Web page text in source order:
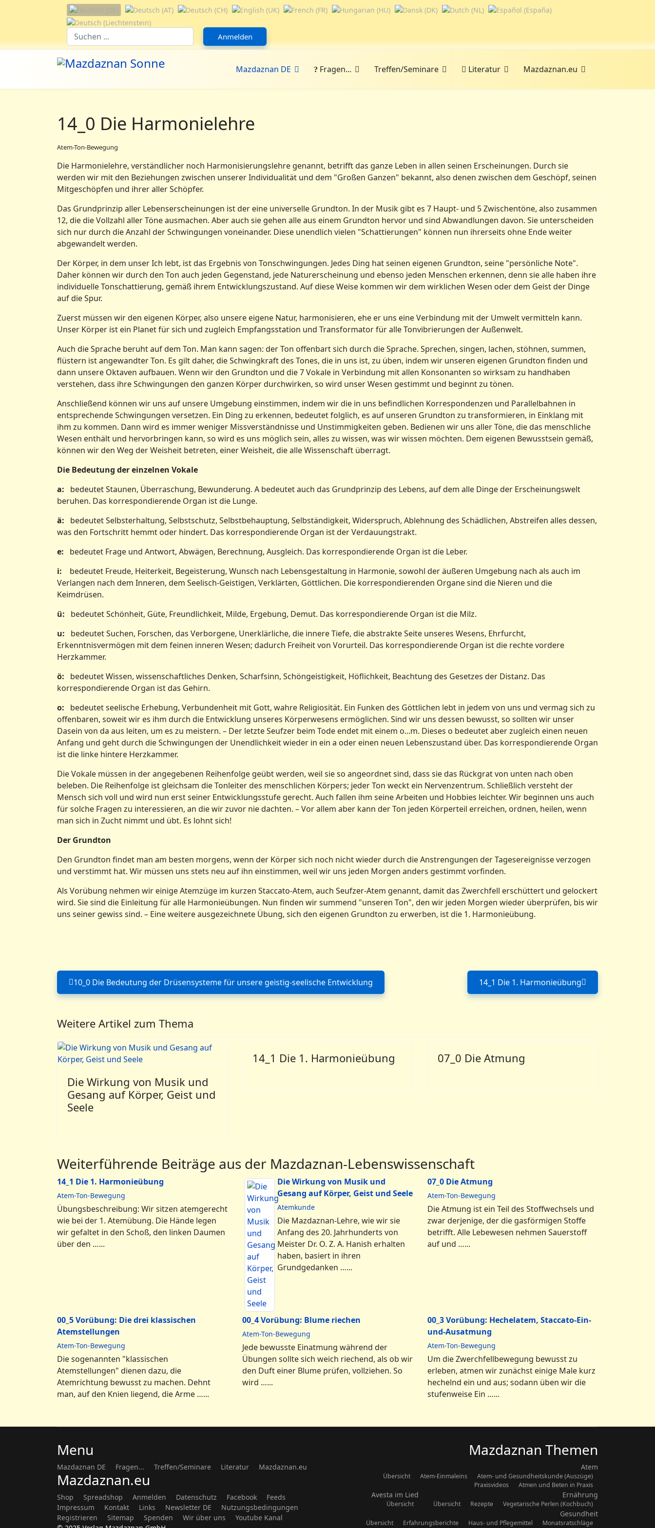
Sprache auswählen
Suchfeld
Anmelden
Mazdaznan DE Fragen... Treffen/Seminare Literatur Mazdaznan.eu
14_0 Die Harmonielehre
Atem-Ton-Bewegung
Die Harmonielehre, verständlicher noch Harmonisierungslehre genannt, betrifft das ganze Leben in allen seinen Erscheinungen. Durch sie
werden wir mit den Beziehungen zwischen unserer Individualität und dem "Großen Ganzen" bekannt, also denen zwischen dem Geschöpf, seinen
Mitgeschöpfen und ihrer aller Schöpfer.
Das Grundprinzip aller Lebenserscheinungen ist der eine universelle Grundton. In der Musik gibt es 7 Haupt- und 5 Zwischentöne, also zusammen
12, die die Vollzahl aller Töne ausmachen. Aber auch sie gehen alle aus einem Grundton hervor und sind Abwandlungen davon. Sie unterscheiden
sich nur durch die Anzahl der Schwingungen voneinander. Diese unendlich vielen "Schattierungen" können nun ihrerseits ohne Ende weiter
abgewandelt werden.
Der Körper, in dem unser Ich lebt, ist das Ergebnis von Tonschwingungen. Jedes Ding hat seinen eigenen Grundton, seine "persönliche Note".
Daher können wir durch den Ton auch jeden Gegenstand, jede Naturerscheinung und ebenso jeden Menschen erkennen, denn sie alle haben ihre
individuelle Tonschattierung, gemäß ihrem Entwicklungszustand. Auf diese Weise kommen wir dem wirklichen Wesen oder dem Geist der Dinge
auf die Spur.
Zuerst müssen wir den eigenen Körper, also unsere eigene Natur, harmonisieren, ehe er uns eine Verbindung mit der Umwelt vermitteln kann.
Unser Körper ist ein Planet für sich und zugleich Empfangsstation und Transformator für alle Tonvibrierungen der Außenwelt.
Auch die Sprache beruht auf dem Ton. Man kann sagen: der Ton offenbart sich durch die Sprache. Sprechen, singen, lachen, stöhnen, summen,
flüstern ist angewandter Ton. Es gilt daher, die Schwingkraft des Tones, die in uns ist, zu üben, indem wir unseren eigenen Grundton finden und
dann unsere Oktaven aufbauen. Wenn wir den Grundton und die 7 Vokale in Verbindung mit allen Konsonanten so wirksam zu handhaben
verstehen, dass ihre Schwingungen den ganzen Körper durchwirken, so wird unser Wesen gestimmt und beginnt zu tönen.
Anschließend können wir uns auf unsere Umgebung einstimmen, indem wir die in uns befindlichen Korrespondenzen und Parallelbahnen in
entsprechende Schwingungen versetzen. Ein Ding zu erkennen, bedeutet folglich, es auf unseren Grundton zu transformieren, in Einklang mit
ihm zu kommen. Dann wird es immer weniger Missverständnisse und Unstimmigkeiten geben. Bedienen wir uns aller Töne, die das menschliche
Wesen enthält und hervorbringen kann, so wird es uns möglich sein, alles zu wissen, was wir wissen möchten. Dem eigenen Bewusstsein gemäß,
können wir den Weg der Weisheit betreten, einer Weisheit, die alle Wissenschaft überragt.
Die Bedeutung der einzelnen Vokale
a: bedeutet Staunen, Überraschung, Bewunderung. A bedeutet auch das Grundprinzip des Lebens, auf dem alle Dinge der Erscheinungswelt
beruhen. Das korrespondierende Organ ist die Lunge.
ä: bedeutet Selbsterhaltung, Selbstschutz, Selbstbehauptung, Selbständigkeit, Widerspruch, Ablehnung des Schädlichen, Abstreifen alles dessen,
was den Fortschritt hemmt oder hindert. Das korrespondierende Organ ist der Verdauungstrakt.
e: bedeutet Frage und Antwort, Abwägen, Berechnung, Ausgleich. Das korrespondierende Organ ist die Leber.
i: bedeutet Freude, Heiterkeit, Begeisterung, Wunsch nach Lebensgestaltung in Harmonie, sowohl der äußeren Umgebung nach als auch im
Verlangen nach dem Inneren, dem Seelisch-Geistigen, Verklärten, Göttlichen. Die korrespondierenden Organe sind die Nieren und die
Keimdrüsen.
ü: bedeutet Schönheit, Güte, Freundlichkeit, Milde, Ergebung, Demut. Das korrespondierende Organ ist die Milz.
u: bedeutet Suchen, Forschen, das Verborgene, Unerklärliche, die innere Tiefe, die abstrakte Seite unseres Wesens, Ehrfurcht,
Erkenntnisvermögen mit dem feinen inneren Wesen; dadurch Freiheit von Vorurteil. Das korrespondierende Organ ist die rechte vordere
Herzkammer.
ö: bedeutet Wissen, wissenschaftliches Denken, Scharfsinn, Schöngeistigkeit, Höflichkeit, Beachtung des Gesetzes der Distanz. Das
korrespondierende Organ ist das Gehirn.
o: bedeutet seelische Erhebung, Verbundenheit mit Gott, wahre Religiosität. Ein Funken des Göttlichen lebt in jedem von uns und vermag sich zu
offenbaren, soweit wir es ihm durch die Entwicklung unseres Körperwesens ermöglichen. Sind wir uns dessen bewusst, so sollten wir unser
Dasein von da aus leiten, um es zu meistern. – Der letzte Seufzer beim Tode endet mit einem o...m. Dieses o bedeutet aber zugleich einen neuen
Anfang und geht durch die Schwingungen der Unendlichkeit wieder in ein a oder einen neuen Lebenszustand über. Das korrespondierende Organ
ist die linke hintere Herzkammer.
Die Vokale müssen in der angegebenen Reihenfolge geübt werden, weil sie so angeordnet sind, dass sie das Rückgrat von unten nach oben
beleben. Die Reihenfolge ist gleichsam die Tonleiter des menschlichen Körpers; jeder Ton weckt ein Nervenzentrum. Schließlich versteht der
Mensch sich voll und wird nun erst seiner Entwicklungsstufe gerecht. Auch fallen ihm seine Arbeiten und Hobbies leichter. Wir beginnen uns auch
für solche Fragen zu interessieren, an die wir zuvor nie dachten. – Vor allem aber kann der Ton jeden Körperteil erreichen, ordnen, heilen, wenn
man sich in Zucht nimmt und übt. Es lohnt sich!
Der Grundton
Den Grundton findet man am besten morgens, wenn der Körper sich noch nicht wieder durch die Anstrengungen der Tagesereignisse verzogen
und verstimmt hat. Wir müssen uns stets neu auf ihn einstimmen, weil wir uns jeden Morgen anders gestimmt vorfinden.
Als Vorübung nehmen wir einige Atemzüge im kurzen Staccato-Atem, auch Seufzer-Atem genannt, damit das Zwerchfell erschüttert und gelockert
wird. Sie sind die Einleitung für alle Harmonieübungen. Nun finden wir summend "unseren Ton", den wir jeden Morgen wieder überprüfen, bis wir
uns seiner gewiss sind. – Eine weitere ausgezeichnete Übung, sich den eigenen Grundton zu erwerben, ist die 1. Harmonieübung.
Vorheriger Beitrag: 10_0 Die Bedeutung der Drüsensysteme für unsere geistig-seelische Entwicklung
10_0 Die Bedeutung der Drüsensysteme für unsere geistig-seelische Entwicklung Nächster Beitrag: 14_1 Die 1.
14_1 Die 1. Harmonieübung
Weitere Artikel zum Thema
Die Wirkung von Musik und
Gesang auf Körper, Geist und
Seele
14_1 Die 1. Harmonieübung 07_0 Die Atmung
Weiterführende Beiträge aus der Mazdaznan-Lebenswissenschaft
14_1 Die 1. Harmonieübung
Atem-Ton-Bewegung
Übungsbeschreibung: Wir sitzen atemgerecht
wie bei der 1. Atemübung. Die Hände legen
wir gefaltet in den Schoß, den linken Daumen
über den …...
Die Wirkung von Musik und
Gesang auf Körper, Geist und Seele
Atemkunde
Die Mazdaznan-Lehre, wie wir sie
Anfang des 20. Jahrhunderts von
Meister Dr. O. Z. A. Hanish erhalten
haben, basiert in ihren
Grundgedanken …...
07_0 Die Atmung
Atem-Ton-Bewegung
Die Atmung ist ein Teil des Stoffwechsels und
zwar derjenige, der die gasförmigen Stoffe
betrifft. Alle Lebewesen nehmen Sauerstoff
auf und …...
00_5 Vorübung: Die drei klassischen
Atemstellungen
Atem-Ton-Bewegung
Die sogenannten "klassischen
Atemstellungen" dienen dazu, die
Atemrichtung bewusst zu machen. Dehnt
man, auf den Knien liegend, die Arme …...
00_4 Vorübung: Blume riechen
Atem-Ton-Bewegung
Jede bewusste Einatmung während der
Übungen sollte sich weich riechend, als ob wir
den Duft einer Blume prüfen, vollziehen. So
wird …...
00_3 Vorübung: Hechelatem, Staccato-Ein-
und-Ausatmung
Atem-Ton-Bewegung
Um die Zwerchfellbewegung bewusst zu
erleben, atmen wir zunächst einige Male kurz
hechelnd ein und aus; sodann üben wir die
stufenweise Ein …...
Menu
Mazdaznan DE Fragen... Treffen/Seminare Literatur Mazdaznan.eu
Mazdaznan.eu
Shop Spreadshop Anmelden Datenschutz Facebook
Feeds
Impressum
Kontakt Links Newsletter DE
Nutzungsbedingungen
Registrieren
Sitemap Spenden Wir über uns
Youtube Kanal
Mazdaznan Themen
Atem
Übersicht Atem-Einmaleins
Atem- und Gesundheitskunde (Auszüge)
Praxisvideos
Atmen und Beten in Praxis
Avesta im Lied
Übersicht
Ernährung
Übersicht Rezepte Vegetarische Perlen (Kochbuch)
Gesundheit
Übersicht Erfahrungsberichte Haus- und Pflegemittel
Monatsratschläge